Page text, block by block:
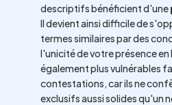
descriptifs bénéficient d'une
Il devient ainsi difficile de
termes similaires par des
l'unicité de votre présence
également plus vulnérables
contestations, car ils ne
exclusifs aussi solides qu'un